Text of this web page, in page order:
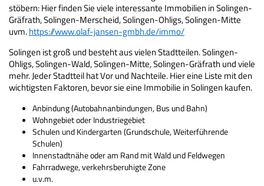
stöbern: Hier finden Sie viele interessante Immobilien in Solingen-
Gräfrath, Solingen-Merscheid, Solingen-Ohligs, Solingen-Mitte
uvm.https://www.olaf-jansen-gmbh.de/immo/
Solingen ist groß und besteht aus vielen Stadtteilen. Solingen-
Ohligs, Solingen-Wald, Solingen-Mitte, Solingen-Gräfrath und viele
mehr. Jeder Stadtteil hat Vor und Nachteile. Hier eine Liste mit den
wichtigsten Faktoren, bevor sie eine Immobilie in Solingen kaufen.
Anbindung (Autobahnanbindungen, Bus und Bahn)
Wohngebiet oder Industriegebiet
Schulen und Kindergarten (Grundschule, Weiterführende
Schulen)
Innenstadtnähe oder am Rand mit Wald und Feldwegen
Fahrradwege, verkehrsberuhigte Zone
u.v.m.